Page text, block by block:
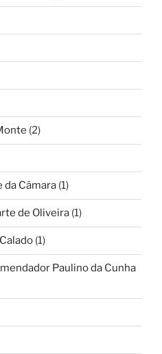
(2)
da Câmara (1)
de Oliveira (1)
(1)
Paulino da Cunha